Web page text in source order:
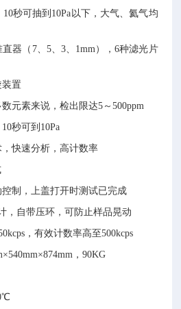
秒可抽到10Pa以下，大气、氦气均
器（7、5、3、1mm），6种滤光片
装置
元素来说，检出限达5～500ppm
秒可到10Pa
快速分析，高计数率
制，上盖打开时测试已完成
，自带压环，可防止样品晃动
，有效计数率高至500kcps
，90KG